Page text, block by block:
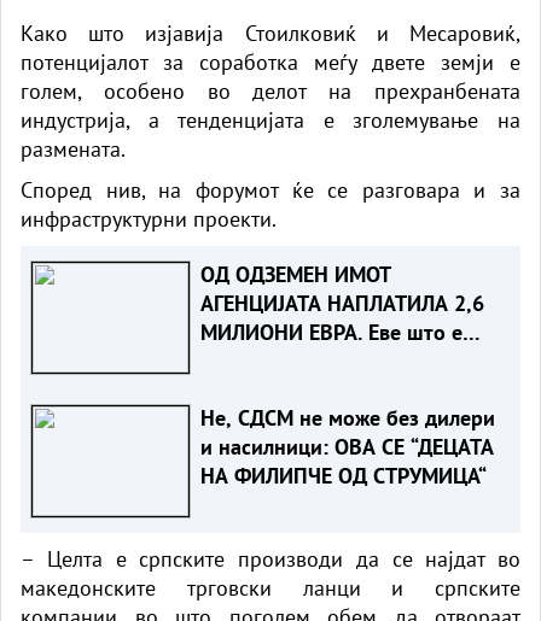
Како што изјавија Стоилковиќ и Месаровиќ,
потенцијалот за соработка меѓу двете земји е
голем, особено во делот на прехранбената
индустрија, а тенденцијата е зголемување на
размената.
Според нив, на форумот ќе се разговара и за
инфраструктурни проекти.
ОД ОДЗЕМЕН ИМОТ
АГЕНЦИЈАТА НАПЛАТИЛА 2,6
МИЛИОНИ ЕВРА. Еве што е
Не, СДСМ не може без дилери
и насилници: ОВА СЕ “ДЕЦАТА
НА ФИЛИПЧЕ ОД СТРУМИЦА“
– Целта е српските производи да се најдат во
македонските трговски ланци и српските